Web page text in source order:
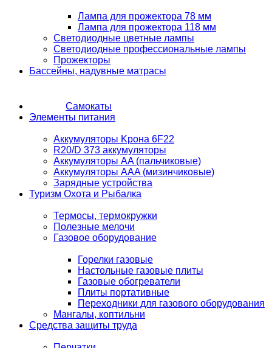
Лампа для прожектора 78 мм
Лампа для прожектора 118 мм
Светодиодные цветные лампы
Светодиодные профессиональные лампы
Прожекторы
Бассейны, надувные матрасы
Самокаты
Элементы питания
Аккумуляторы Kрона 6F22
R20/D 373 аккумуляторы
Аккумуляторы AA (пальчиковые)
Аккумуляторы AAA (мизинчиковые)
Зарядные устройства
Туризм Охота и Рыбалка
Термосы, термокружки
Полезные мелочи
Газовое оборудование
Горелки газовые
Настольные газовые плиты
Газовые обогреватели
Плиты портативные
Переходники для газового оборудования
Мангалы, коптильни
Средства защиты труда